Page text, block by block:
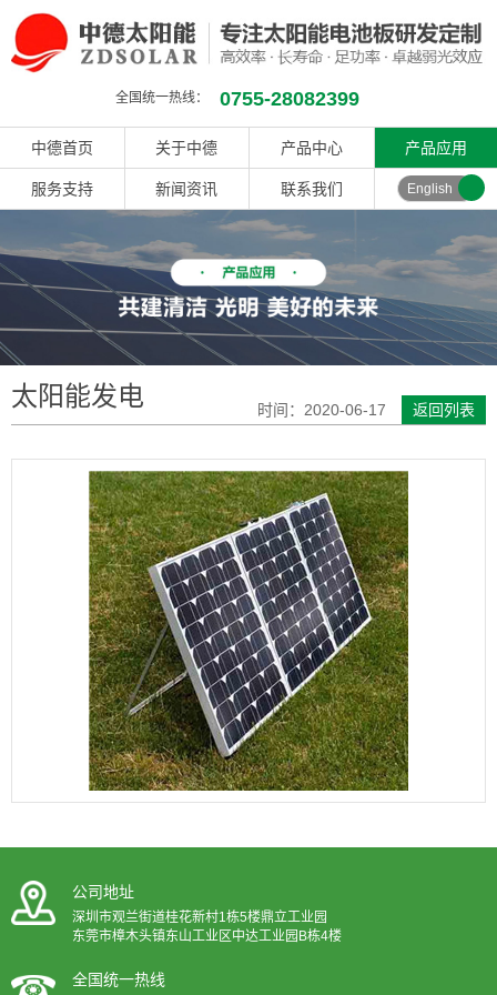
全国统一热线： 0755-28082399
中德首页 关于中德 产品中心 产品应用
服务支持 新闻资讯 联系我们 English
太阳能发电 时间：2020-06-17 返回列表
公司地址
深圳市观兰街道桂花新村1栋5楼鼎立工业园
东莞市樟木头镇东山工业区中达工业园B栋4楼
全国统一热线